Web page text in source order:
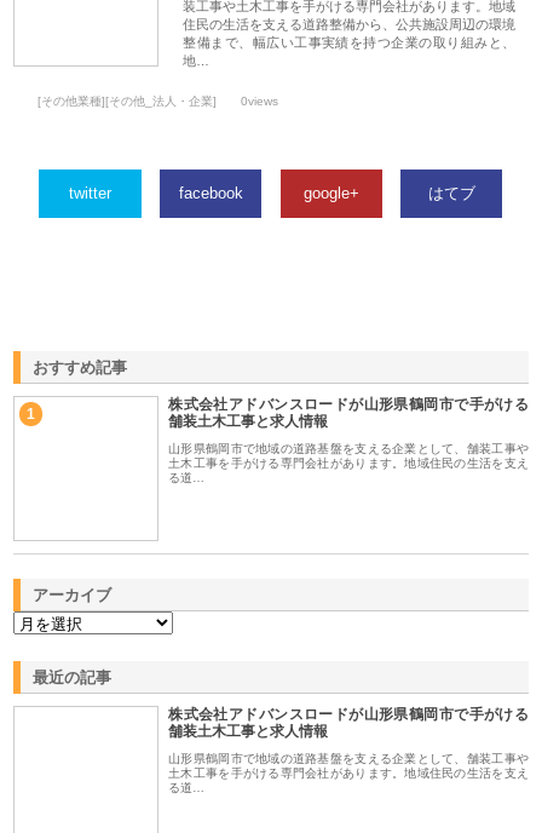
装工事や土木工事を手がける専門会社があります。地域
住民の生活を支える道路整備から、公共施設周辺の環境
整備まで、幅広い工事実績を持つ企業の取り組みと、
地…
[その他業種][その他_法人・企業] 0views
twitter facebook google+ はてブ
おすすめ記事
1
株式会社アドバンスロードが山形県鶴岡市で手がける
舗装土木工事と求人情報
山形県鶴岡市で地域の道路基盤を支える企業として、舗装工事や
土木工事を手がける専門会社があります。地域住民の生活を支え
る道…
アーカイブ
最近の記事
株式会社アドバンスロードが山形県鶴岡市で手がける
舗装土木工事と求人情報
山形県鶴岡市で地域の道路基盤を支える企業として、舗装工事や
土木工事を手がける専門会社があります。地域住民の生活を支え
る道…